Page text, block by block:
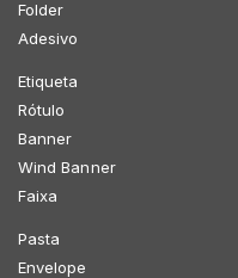
Folder
Adesivo
Etiqueta
Rótulo
Banner
Wind Banner
Faixa
Pasta
Envelope